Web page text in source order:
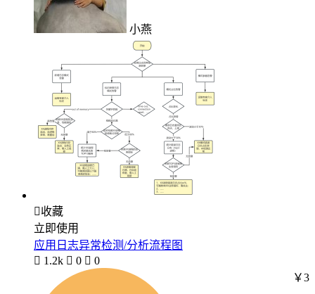
小燕
收藏
立即使用
应用日志异常检测/分析流程图
 1.2k  0  0
￥3